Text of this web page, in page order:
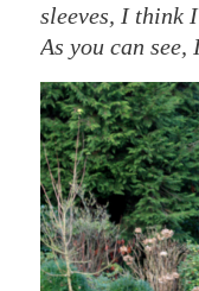
sleeves, I think
As you can